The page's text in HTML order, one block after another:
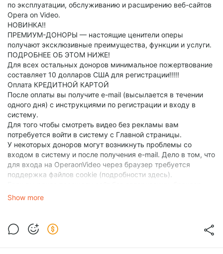
по эксплуатации, обслуживанию и расширению веб-сайтов
Opera on Video.
НОВИНКА!!
ПРЕМИУМ-ДОНОРЫ — настоящие ценители оперы
получают эксклюзивные преимущества, функции и услуги.
ПОДРОБНЕЕ ОБ ЭТОМ НИЖЕ!
Для всех остальных доноров минимальное пожертвование
составляет 10 долларов США для регистрации!!!!!
Оплата КРЕДИТНОЙ КАРТОЙ
После оплаты вы получите e-mail (высылается в течении
одного дня) с инструкциями по регистрации и входу в
систему.
Для того чтобы смотреть видео без рекламы вам
потребуется войти в систему с Главной страницы.
У некоторых доноров могут возникнуть проблемы со
входом в систему и после получения e-mail. Дело в том, что
для входа на OperaonVideo через браузер требуется
поддержка файлов cookie (подробности здесь).
может запоминить страницы, которые вы посетили - вы
Чтобы исправить это положение , необходимо очистить кэш
браузера (подробности здесь).
Show more